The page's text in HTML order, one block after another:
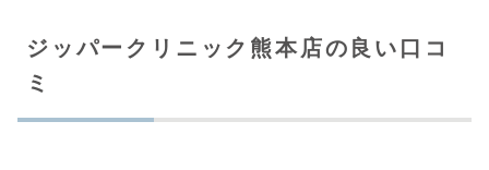
ジッパークリニック熊本店の良い口コ
ミ